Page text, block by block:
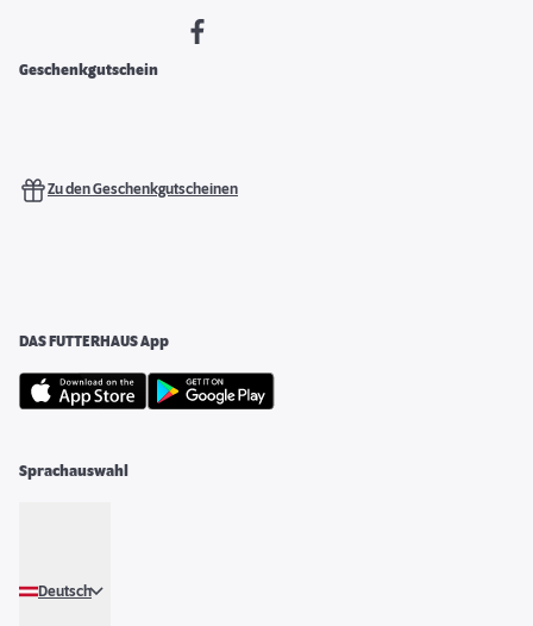
Geschenkgutschein
Zu den Geschenkgutscheinen
DAS FUTTERHAUS App
Sprachauswahl
Deutsch